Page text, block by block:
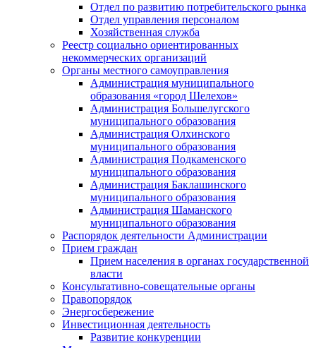
Отдел по развитию потребительского рынка
Отдел управления персоналом
Хозяйственная служба
Реестр социально ориентированных
некоммерческих организаций
Органы местного самоуправления
Администрация муниципального
образования «город Шелехов»
Администрация Большелугского
муниципального образования
Администрация Олхинского
муниципального образования
Администрация Подкаменского
муниципального образования
Администрация Баклашинского
муниципального образования
Администрация Шаманского
муниципального образования
Распорядок деятельности Администрации
Прием граждан
Прием населения в органах государственной
власти
Консультативно-совещательные органы
Правопорядок
Энергосбережение
Инвестиционная деятельность
Развитие конкуренции